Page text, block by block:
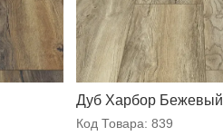
Дуб Харбор Бежевый
Код Товара: 839